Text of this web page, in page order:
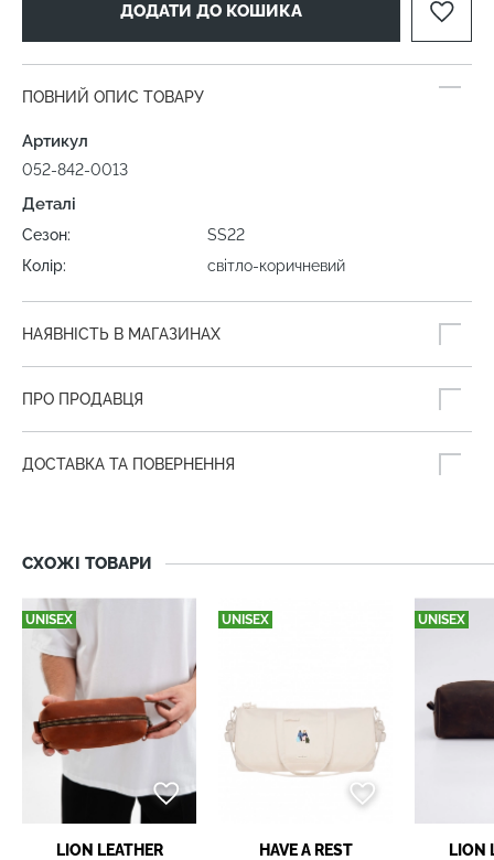
ДОДАТИ ДО КОШИКА
ПОВНИЙ ОПИС ТОВАРУ
Артикул
052-842-0013
Деталі
Сезон:
SS22
Колір:
світло-коричневий
НАЯВНІСТЬ В МАГАЗИНАХ
ПРО ПРОДАВЦЯ
ДОСТАВКА ТА ПОВЕРНЕННЯ
СХОЖІ ТОВАРИ
UNISEX
LION LEATHER
UNISEX
HAVE A REST
UNISEX
LION